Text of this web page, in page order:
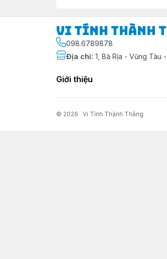
Vi Tính Thành
098.6789878
Địa chỉ: 1, Bà Rịa - Vũng Tàu
Giới thiệu
© 2026 Vi Tính Thành Thắng